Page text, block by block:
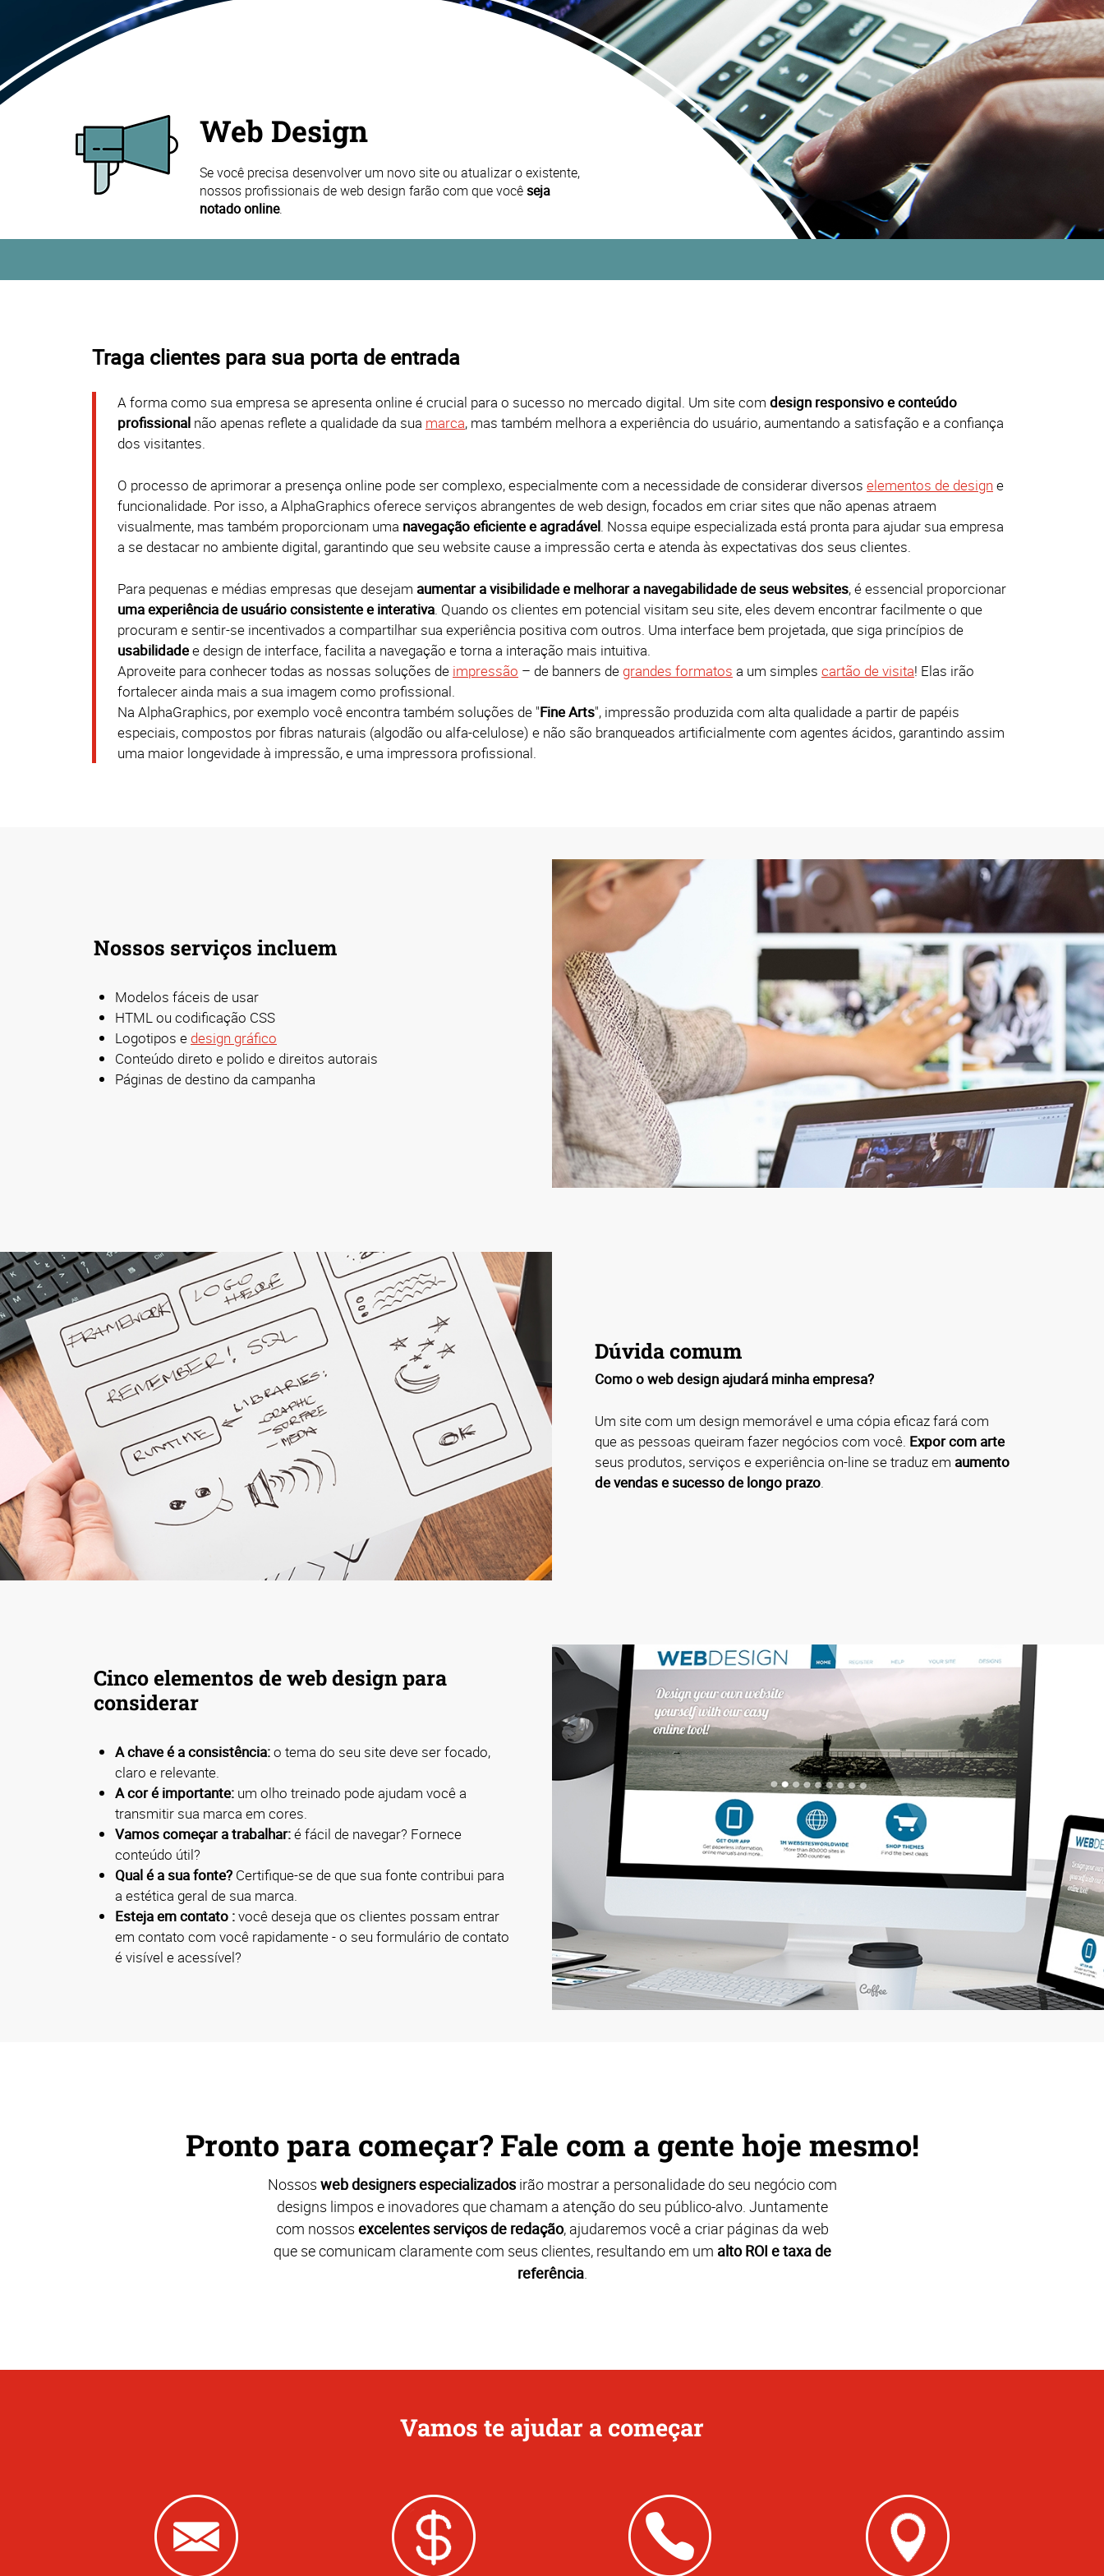
Web Design
Se você precisa desenvolver um novo site ou atualizar o existente,
nossos profissionais de web design farão com que vocêseja
notado online.
Traga clientes para sua porta de entrada
A forma como sua empresa se apresenta online é crucial para o sucesso no mercado digital. Um site com design responsivo e conteúdo
profissional não apenas reflete a qualidade da sua marca, mas também melhora a experiência do usuário, aumentando a satisfação e a confiança
dos visitantes.
O processo de aprimorar a presença online pode ser complexo, especialmente com a necessidade de considerar diversos elementos de design e
funcionalidade. Por isso, a AlphaGraphics oferece serviços abrangentes de web design, focados em criar sites que não apenas atraem
visualmente, mas também proporcionam uma navegação eficiente e agradável. Nossa equipe especializada está pronta para ajudar sua empresa
a se destacar no ambiente digital, garantindo que seu website cause a impressão certa e atenda às expectativas dos seus clientes.
Para pequenas e médias empresas que desejam aumentar a visibilidade e melhorar a navegabilidade de seus websites, é essencial proporcionar
uma experiência de usuário consistente e interativa. Quando os clientes em potencial visitam seu site, eles devem encontrar facilmente o que
procuram e sentir-se incentivados a compartilhar sua experiência positiva com outros. Uma interface bem projetada, que siga princípios de
usabilidadee design de interface, facilita a navegação e torna a interação mais intuitiva.
Aproveite para conhecer todas as nossas soluções de impressão – de banners de grandes formatos a um simples cartão de visita! Elas irão
fortalecer ainda mais a sua imagem como profissional.
Na AlphaGraphics, por exemplo você encontra também soluções de "Fine Arts", impressão produzida com alta qualidade a partir de papéis
especiais, compostos por fibras naturais (algodão ou alfa-celulose) e não são branqueados artificialmente com agentes ácidos, garantindo assim
uma maior longevidade à impressão, e uma impressora profissional.
Nossos serviços incluem
Modelos fáceis de usar
HTML ou codificação CSS
Logotipos e design gráfico
Conteúdo direto e polido e direitos autorais
Páginas de destino da campanha
Dúvida comum
Como o web design ajudará minha empresa?
Um site com um design memorável e uma cópia eficaz fará com
que as pessoas queiram fazer negócios com você. Expor com arte
seus produtos, serviços e experiência on-line se traduz em aumento
de vendas e sucesso de longo prazo.
Cinco elementos de web design para
considerar
A chave é a consistência:o tema do seu site deve ser focado,
claro e relevante.
A cor é importante: um olho treinado pode ajudam você a
transmitir sua marca em cores.
Vamos começar a trabalhar:é fácil de navegar? Fornece
conteúdo útil?
Qual é a sua fonte? Certifique-se de que sua fonte contribui para
a estética geral de sua marca.
Esteja em contato :você deseja que os clientes possam entrar
em contato com você rapidamente - o seu formulário de contato
é visível e acessível?
Pronto para começar? Fale com a gente hoje mesmo!
Nossos web designers especializadosirão mostrar a personalidade do seu negócio com
designs limpos e inovadores que chamam a atenção do seu público-alvo. Juntamente
com nossos excelentes serviços de redação, ajudaremos você a criar páginas da web
que se comunicam claramente com seus clientes, resultando em um alto ROI e taxa de
referência.
Vamos te ajudar a começar